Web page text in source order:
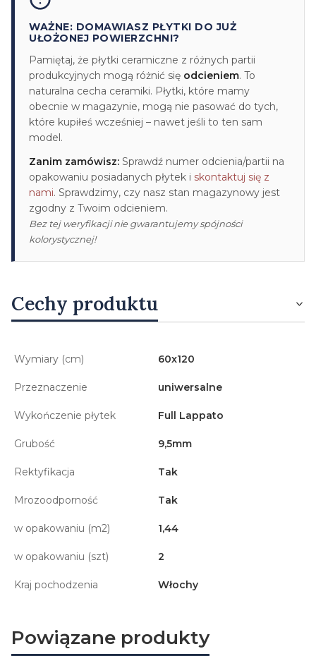
WAŻNE: DOMAWIASZ PŁYTKI DO JUŻ
UŁOŻONEJ POWIERZCHNI?
Pamiętaj, że płytki ceramiczne z różnych partii
produkcyjnych mogą różnić się odcieniem. To
naturalna cecha ceramiki. Płytki, które mamy
obecnie w magazynie, mogą nie pasować do tych,
które kupiłeś wcześniej – nawet jeśli to ten sam
model.
Zanim zamówisz: Sprawdź numer odcienia/partii na
opakowaniu posiadanych płytek i skontaktuj się z
nami. Sprawdzimy, czy nasz stan magazynowy jest
zgodny z Twoim odcieniem.
Bez tej weryfikacji nie gwarantujemy spójności
kolorystycznej!
Cechy produktu
Wymiary (cm) 60x120
Przeznaczenie uniwersalne
Wykończenie płytek Full Lappato
Grubość 9,5mm
Rektyfikacja Tak
Mrozoodporność Tak
w opakowaniu (m2) 1,44
w opakowaniu (szt) 2
Kraj pochodzenia Włochy
Powiązane produkty